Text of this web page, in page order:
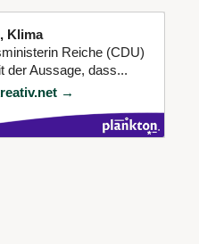
Klima
Reiche (CDU)
der Aussage, dass...
→